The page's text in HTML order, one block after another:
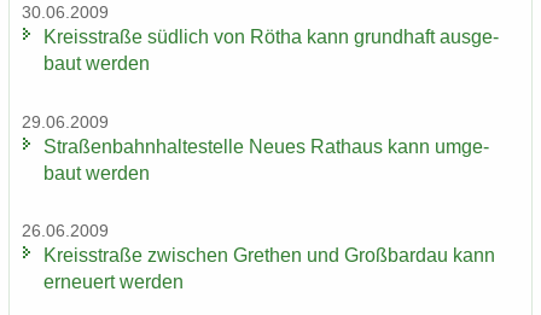
30.06.2009
Kreis­stra­ße süd­lich von Rötha kann grund­haft aus­ge­
baut wer­den
29.06.2009
Stra­ßen­bahn­hal­te­stel­le Neues Rat­haus kann um­ge­
baut wer­den
26.06.2009
Kreis­stra­ße zwi­schen Gre­then und Groß­bardau kann
er­neu­ert wer­den